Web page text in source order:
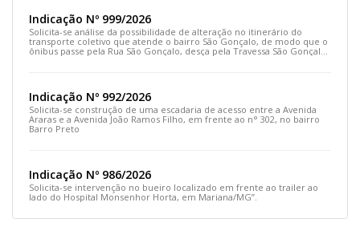
Indicação Nº 999/2026
Solicita-se análise da possibilidade de alteração no itinerário do
transporte coletivo que atende o bairro São Gonçalo, de modo que o
ônibus passe pela Rua São Gonçalo, desça pela Travessa São Gonçalo
Indicação Nº 992/2026
Solicita-se construção de uma escadaria de acesso entre a Avenida
Araras e a Avenida João Ramos Filho, em frente ao n° 302, no bairro
Barro Preto
Indicação Nº 986/2026
Solicita-se intervenção no bueiro localizado em frente ao trailer ao
lado do Hospital Monsenhor Horta, em Mariana/MG”.